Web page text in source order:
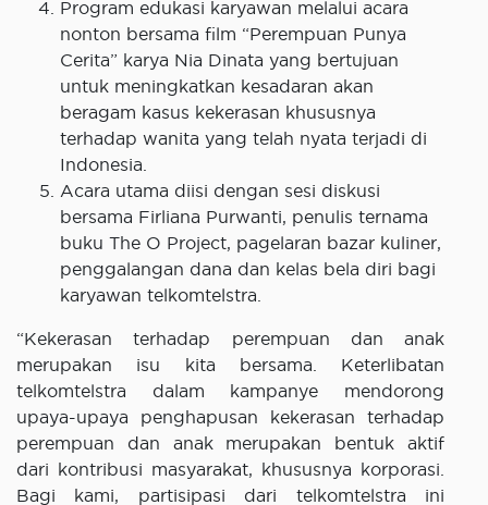
Program edukasi karyawan melalui acara
nonton bersama film “Perempuan Punya
Cerita” karya Nia Dinata yang bertujuan
untuk meningkatkan kesadaran akan
beragam kasus kekerasan khususnya
terhadap wanita yang telah nyata terjadi di
Indonesia.
Acara utama diisi dengan sesi diskusi
bersama Firliana Purwanti, penulis ternama
buku The O Project, pagelaran bazar kuliner,
penggalangan dana dan kelas bela diri bagi
karyawan telkomtelstra.
“Kekerasan terhadap perempuan dan anak
merupakan isu kita bersama. Keterlibatan
telkomtelstra dalam kampanye mendorong
upaya-upaya penghapusan kekerasan terhadap
perempuan dan anak merupakan bentuk aktif
dari kontribusi masyarakat, khususnya korporasi.
Bagi kami, partisipasi dari telkomtelstra ini